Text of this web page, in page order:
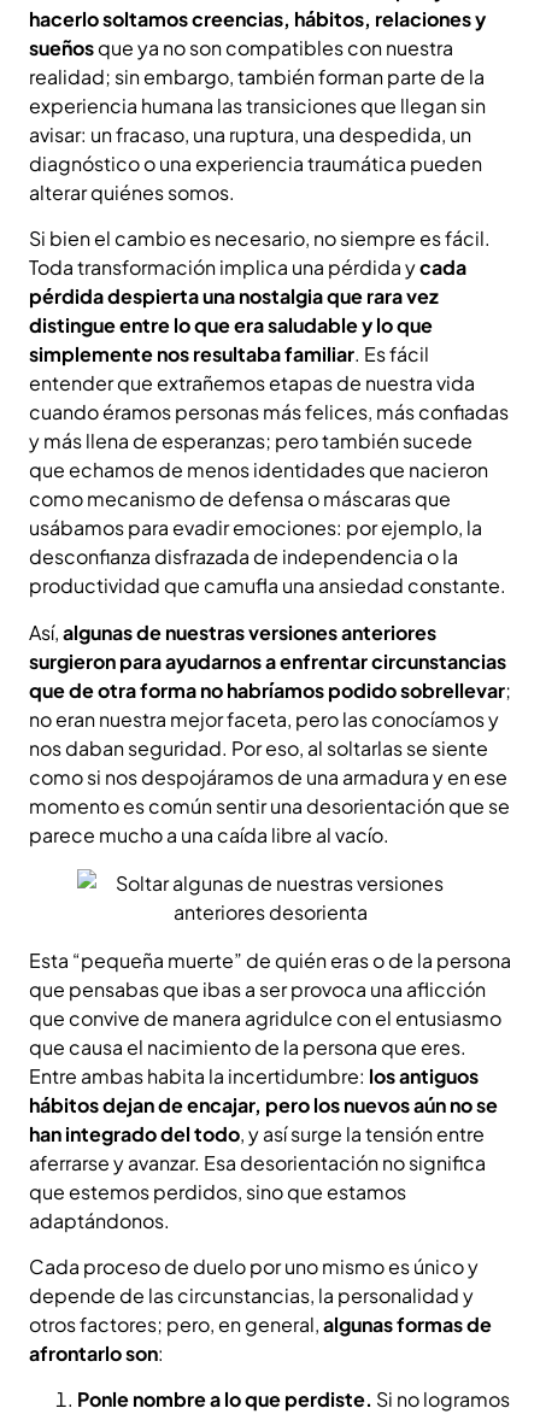
hacerlo soltamos creencias, hábitos, relaciones y
sueñosque ya no son compatibles con nuestra
realidad; sin embargo, también forman parte de la
experiencia humana las transiciones que llegan sin
avisar: un fracaso, una ruptura, una despedida, un
diagnóstico o una experiencia traumática pueden
alterar quiénes somos.
Si bien el cambio es necesario, no siempre es fácil.
Toda transformación implica una pérdida ycada
pérdida despierta una nostalgia que rara vez
distingue entre lo que era saludable y lo que
simplemente nos resultaba familiar. Es fácil
entender que extrañemos etapas de nuestra vida
cuando éramos personas más felices, más confiadas
y más llena de esperanzas; pero también sucede
que echamos de menos identidades que nacieron
como mecanismo de defensa o máscaras que
usábamos para evadir emociones: por ejemplo, la
desconfianza disfrazada de independencia o la
productividad que camufla una ansiedad constante.
Así,algunas de nuestras versiones anteriores
surgieron para ayudarnos a enfrentar circunstancias
que de otra forma no habríamos podido sobrellevar;
no eran nuestra mejor faceta, pero las conocíamos y
nos daban seguridad. Por eso, al soltarlas se siente
como si nos despojáramos de una armadura y en ese
momento es común sentir una desorientación que se
parece mucho a una caída libre al vacío.
Esta “pequeña muerte” de quién eras o de la persona
que pensabas que ibas a ser provoca una aflicción
que convive de manera agridulce con el entusiasmo
que causa el nacimiento de la persona que eres.
Entre ambas habita la incertidumbre: los antiguos
hábitos dejan de encajar, pero los nuevos aún no se
han integrado del todo, y así surge la tensión entre
aferrarse y avanzar. Esa desorientación no significa
que estemos perdidos, sino que estamos
adaptándonos.
Cada proceso de duelo por uno mismo es único y
depende de las circunstancias, la personalidad y
otros factores; pero, en general,algunas formas de
afrontarlo son:
Ponle nombre a lo que perdiste. Si no logramos